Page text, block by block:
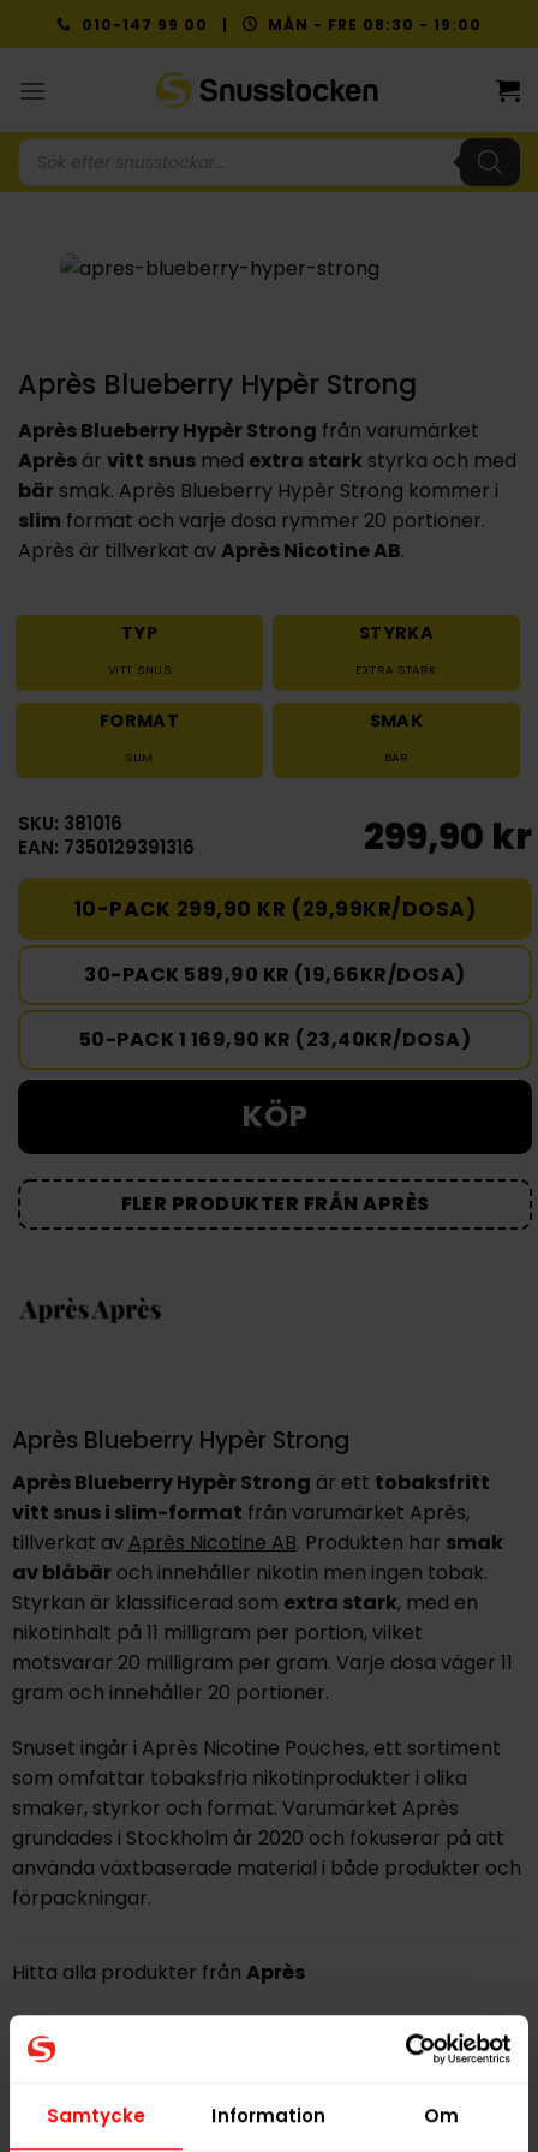
Samtycke Information Om
to
010-147 99 00 | MÅN - FRE 08:30 - 19:00
Produktsökning
Après Blueberry Hypèr Strong
Après Blueberry Hypèr Strong från varumärket
Après är vitt snus med extra stark styrka och med
bär smak. Après Blueberry Hypèr Strong kommer i
slim format och varje dosa rymmer 20 portioner.
Après är tillverkat avAprès Nicotine AB.
TYP
VITT SNUS
STYRKA
EXTRA STARK
FORMAT
SLIM
SMAK
BÄR
SKU: 381016
EAN: 7350129391316
299,90 kr
10-PACK 299,90 KR (29,99KR/DOSA)
30-PACK 589,90 KR (19,66KR/DOSA)
50-PACK 1 169,90 KR (23,40KR/DOSA)
KÖP
FLER PRODUKTER FRÅN APRÈS
Après Blueberry Hypèr Strong
Après Blueberry Hypèr Strong är ett tobaksfritt
vitt snus i slim-format från varumärket Après,
tillverkat av Après Nicotine AB. Produkten har smak
av blåbäroch innehåller nikotin men ingen tobak.
Styrkan är klassificerad som extra stark, med en
nikotinhalt på 11 milligram per portion, vilket
motsvarar 20 milligram per gram. Varje dosa väger 11
gram och innehåller 20 portioner.
Snuset ingår i Après Nicotine Pouches, ett sortiment
som omfattar tobaksfria nikotinprodukter i olika
smaker, styrkor och format. Varumärket Après
grundades i Stockholm år 2020 och fokuserar på att
använda växtbaserade material i både produkter och
förpackningar.
Hitta alla produkter från Après
Alla produkter med smaken
PRODUKTINFORMATION